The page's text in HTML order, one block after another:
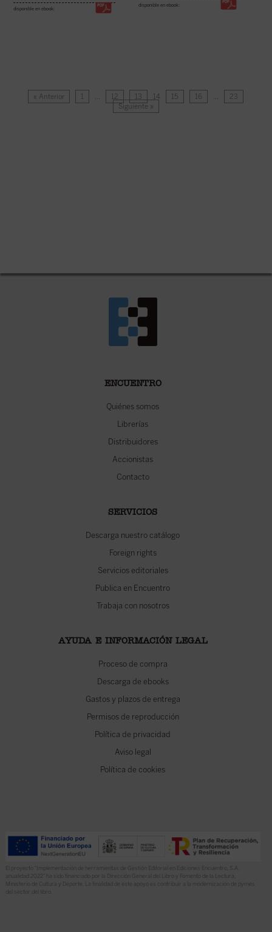
disponible en ebook:
disponible en ebook:
« Anterior 1 … 12 13 14 15 16 …
23
Siguiente »
ENCUENTRO
Quiénes somos
Librerías
Distribuidores
Accionistas
Contacto
SERVICIOS
Descarga nuestro catálogo
Foreign rights
Servicios editoriales
Publica en Encuentro
Trabaja con nosotros
AYUDA E INFORMACIÓN LEGAL
Proceso de compra
Descarga de ebooks
Gastos y plazos de entrega
Permisos de reproducción
Política de privacidad
Aviso legal
Política de cookies
El proyecto “Implementación de herramientas de Gestión Editorial en Ediciones Encuentro, S.A.
anualidad 2022” ha sido financiado por la Dirección General del Libro y Fomento de la Lectura,
Ministerio de Cultura y Deporte. La finalidad de este apoyo es contribuir a la modernización de pymes
del sector del libro.